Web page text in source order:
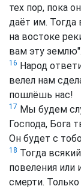
тех пор, пока
даёт им.
на востоке
вам эту землю".
16 Народ
велел нам
пошлёшь нас!
17 Мы будем
Господа, Бога
Он будет с
18 Тогда
повеления или
смерти.